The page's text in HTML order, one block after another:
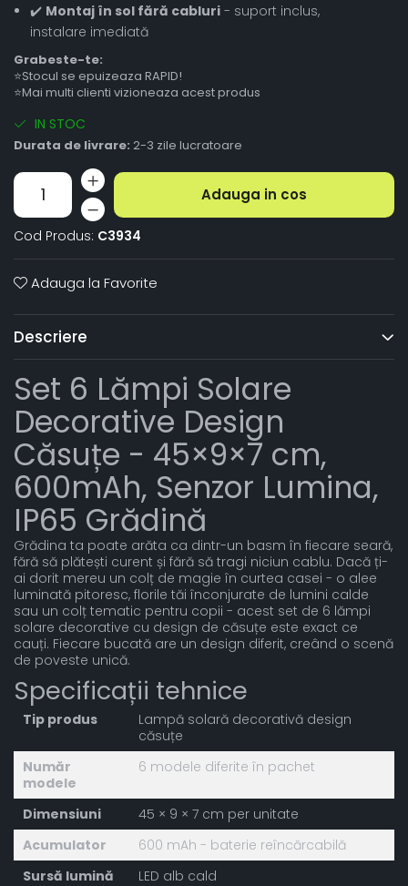
✔️ Montaj în sol fără cabluri - suport inclus,
instalare imediată
Grabeste-te:
⭐Stocul se epuizeaza RAPID!
⭐Mai multi clienti vizioneaza acest produs
IN STOC
Durata de livrare: 2-3 zile lucratoare
Adauga in cos
Cod Produs: C3934
Adauga la Favorite
Descriere
Set 6 Lămpi Solare
Decorative Design
Căsuțe - 45×9×7 cm,
600mAh, Senzor Lumina,
IP65 Grădină
Grădina ta poate arăta ca dintr-un basm în fiecare seară,
fără să plătești curent și fără să tragi niciun cablu. Dacă ți-
ai dorit mereu un colț de magie în curtea casei - o alee
luminată pitoresc, florile tăi înconjurate de lumini calde
sau un colț tematic pentru copii - acest set de 6 lămpi
solare decorative cu design de căsuțe este exact ce
cauți. Fiecare bucată are un design diferit, creând o scenă
de poveste unică.
Specificații tehnice
Tip produs
Lampă solară decorativă design
căsuțe
Număr
modele
6 modele diferite în pachet
Dimensiuni
45 × 9 × 7 cm per unitate
Acumulator
600 mAh - baterie reîncărcabilă
Sursă lumină
LED alb cald